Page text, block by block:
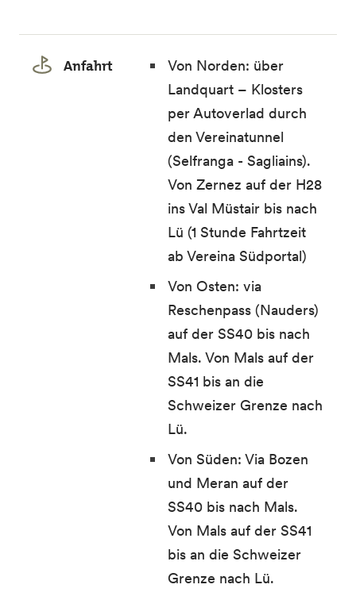
Anfahrt
Von Norden: über
Landquart – Klosters
per Autoverlad durch
den Vereinatunnel
(Selfranga - Sagliains).
Von Zernez auf der H28
ins Val Müstair bis nach
Lü (1 Stunde Fahrtzeit
ab Vereina Südportal)
Von Osten: via
Reschenpass (Nauders)
auf der SS40 bis nach
Mals. Von Mals auf der
SS41 bis an die
Schweizer Grenze nach
Lü.
Von Süden: Via Bozen
und Meran auf der
SS40 bis nach Mals.
Von Mals auf der SS41
bis an die Schweizer
Grenze nach Lü.